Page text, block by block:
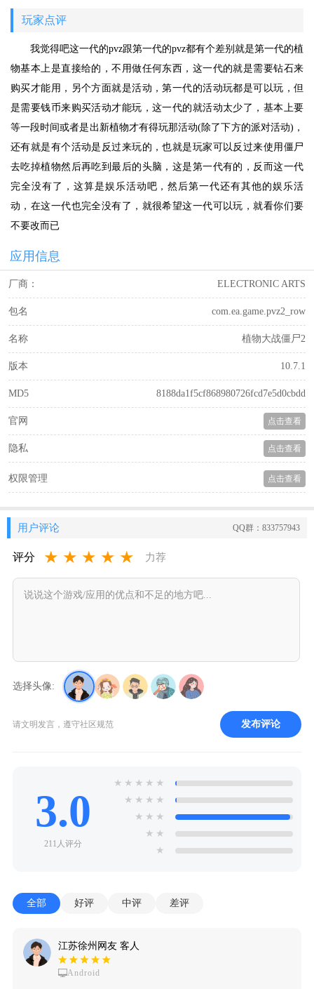
玩家点评
我觉得吧这一代的pvz跟第一代的pvz都有个差别就是第一代的植
物基本上是直接给的，不用做任何东西，这一代的就是需要钻石来
购买才能用，另个方面就是活动，第一代的活动玩都是可以玩，但
是需要钱币来购买活动才能玩，这一代的就活动太少了，基本上要
等一段时间或者是出新植物才有得玩那活动(除了下方的派对活动)，
还有就是有个活动是反过来玩的，也就是玩家可以反过来使用僵尸
去吃掉植物然后再吃到最后的头脑，这是第一代有的，反而这一代
完全没有了，这算是娱乐活动吧，然后第一代还有其他的娱乐活
动，在这一代也完全没有了，就很希望这一代可以玩，就看你们要
不要改而已
应用信息
厂商： ELECTRONIC ARTS
包名 com.ea.game.pvz2_row
名称 植物大战僵尸2
版本 10.7.1
MD5 8188da1f5cf868980726fcd7e5d0cbdd
官网 点击查看
隐私 点击查看
权限管理 点击查看
用户评论 QQ群：833757943
评分 ★ ★ ★ ★ ★ 力荐
选择头像:
请文明发言，遵守社区规范 发布评论
3.0
211人评分
★ ★ ★ ★ ★
★ ★ ★ ★
★ ★ ★
★ ★
★
全部 好评 中评 差评
江苏徐州网友 客人
Android